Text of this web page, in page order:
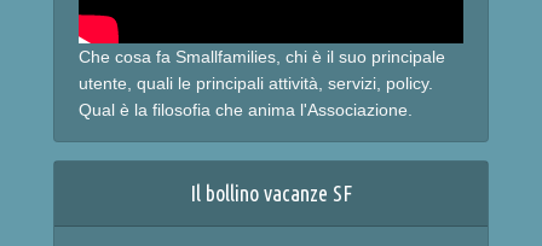
Che cosa fa Smallfamilies, chi è il suo principale
utente, quali le principali attività, servizi, policy.
Qual è la filosofia che anima l'Associazione.
Il bollino vacanze SF